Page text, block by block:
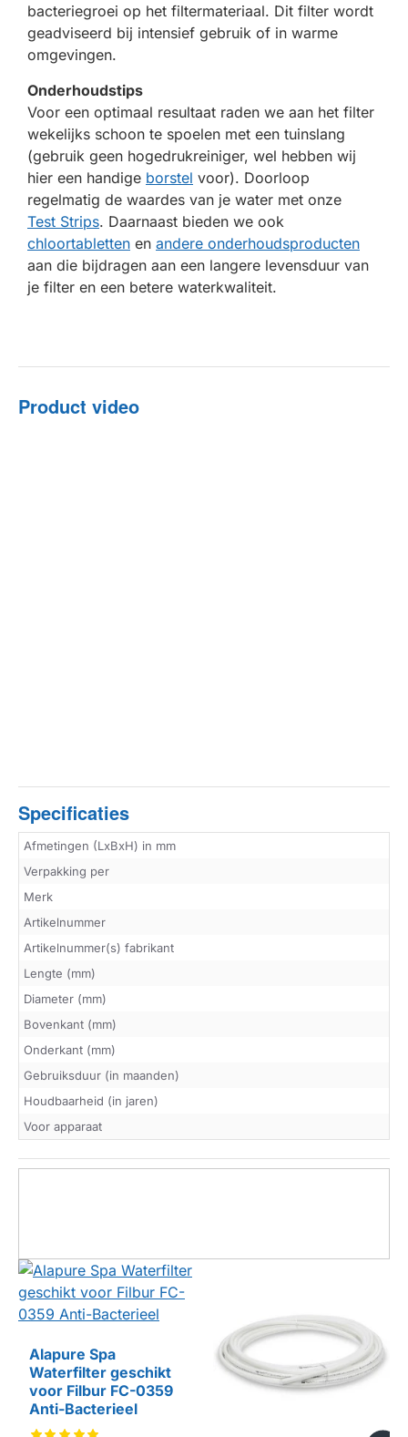
bacteriegroei op het filtermateriaal. Dit filter wordt
geadviseerd bij intensief gebruik of in warme
omgevingen.
Onderhoudstips
Voor een optimaal resultaat raden we aan het filter
wekelijks schoon te spoelen met een tuinslang
(gebruik geen hogedrukreiniger, wel hebben wij
hier een handige borstel voor). Doorloop
regelmatig de waardes van je water met onze
Test Strips. Daarnaast bieden we ook
chloortabletten en andere onderhoudsproducten
aan die bijdragen aan een langere levensduur van
je filter en een betere waterkwaliteit.
Product video
Specificaties
Afmetingen (LxBxH) in mm
Verpakking per
Merk
Artikelnummer
Artikelnummer(s) fabrikant
Lengte (mm)
Diameter (mm)
Bovenkant (mm)
Onderkant (mm)
Gebruiksduur (in maanden)
Houdbaarheid (in jaren)
Voor apparaat
HUISMERK
Alapure Spa
Waterfilter geschikt
voor Filbur FC-0359
Anti-Bacterieel